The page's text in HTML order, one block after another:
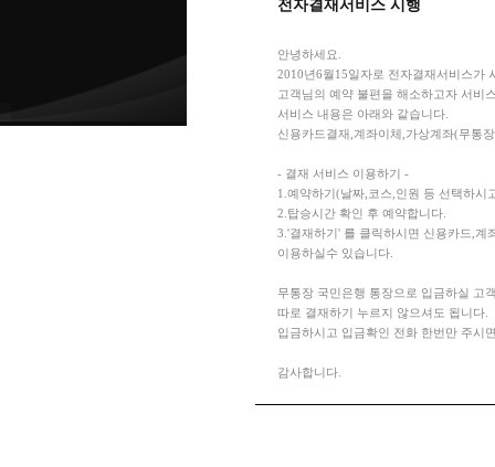
전자결재서비스 시행
안녕하세요.
2010년6월15일자로 전자결재서비스가
고객님의 예약 불편을 해소하고자 서비
서비스 내용은 아래와 같습니다.
신용카드결재,계좌이체,가상계좌(무통
- 결재 서비스 이용하기 -
1.예약하기(날짜,코스,인원 등 선택하시
2.탑승시간 확인 후 예약합니다.
3.'결재하기' 를 클릭하시면 신용카드,계
이용하실수 있습니다.
무통장 국민은행 통장으로 입금하실 고
따로 결재하기 누르지 않으셔도 됩니다.
입금하시고 입금확인 전화 한번만 주시
감사합니다.